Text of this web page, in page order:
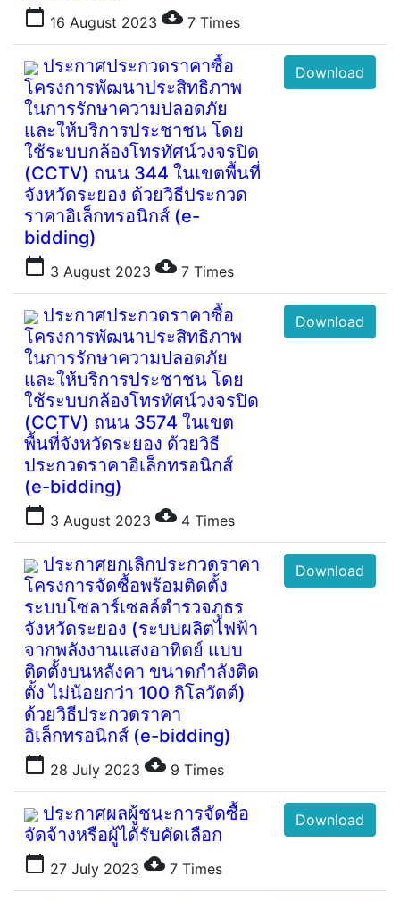
calendar_today 16 August 2023 cloud_download 7 Times
ประกาศประกวดราคาซื้อ
โครงการพัฒนาประสิทธิภาพ
ในการรักษาความปลอดภัย
และให้บริการประชาชน โดย
ใช้ระบบกล้องโทรทัศน์วงจรปิด
(CCTV) ถนน 344 ในเขตพื้นที่
จังหวัดระยอง ด้วยวิธีประกวด
ราคาอิเล็กทรอนิกส์ (e-
bidding)
calendar_today 3 August 2023 cloud_download 7 Times
Download
ประกาศประกวดราคาซื้อ
โครงการพัฒนาประสิทธิภาพ
ในการรักษาความปลอดภัย
และให้บริการประชาชน โดย
ใช้ระบบกล้องโทรทัศน์วงจรปิด
(CCTV) ถนน 3574 ในเขต
พื้นที่จังหวัดระยอง ด้วยวิธี
ประกวดราคาอิเล็กทรอนิกส์
(e-bidding)
calendar_today 3 August 2023 cloud_download 4 Times
Download
ประกาศยกเลิกประกวดราคา
โครงการจัดซื้อพร้อมติดตั้ง
ระบบโซลาร์เซลล์ตำรวจภูธร
จังหวัดระยอง (ระบบผลิตไฟฟ้า
จากพลังงานแสงอาทิตย์ แบบ
ติดตั้งบนหลังคา ขนาดกำลังติด
ตั้ง ไม่น้อยกว่า 100 กิโลวัตต์)
ด้วยวิธีประกวดราคา
อิเล็กทรอนิกส์ (e-bidding)
calendar_today 28 July 2023 cloud_download 9 Times
Download
ประกาศผลผู้ชนะการจัดซื้อ
จัดจ้างหรือผู้ได้รับคัดเลือก
calendar_today 27 July 2023 cloud_download 7 Times
Download